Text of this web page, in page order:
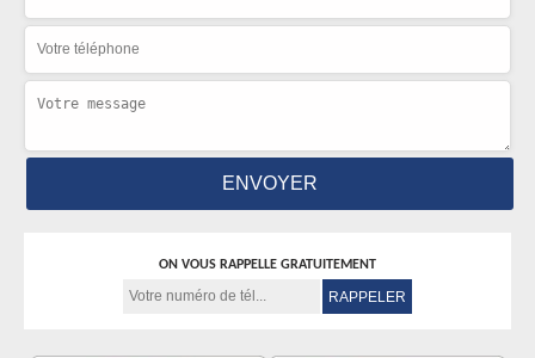
ON VOUS RAPPELLE GRATUITEMENT